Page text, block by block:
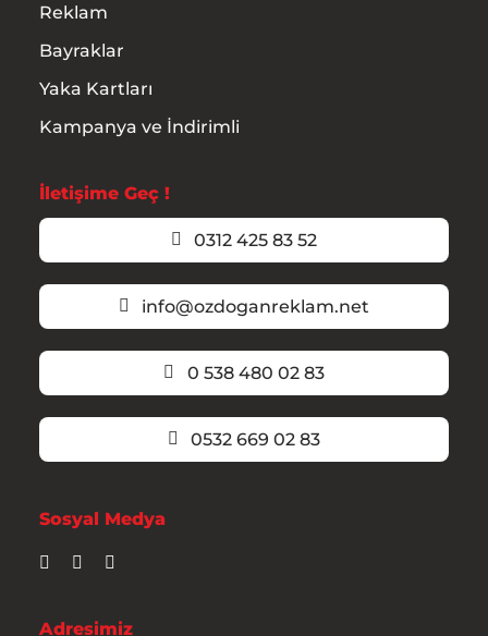
Reklam
Bayraklar
Yaka Kartları
Kampanya ve İndirimli
İletişime Geç !
0312 425 83 52
info@ozdoganreklam.net
0 538 480 02 83
0532 669 02 83
Sosyal Medya
Adresimiz